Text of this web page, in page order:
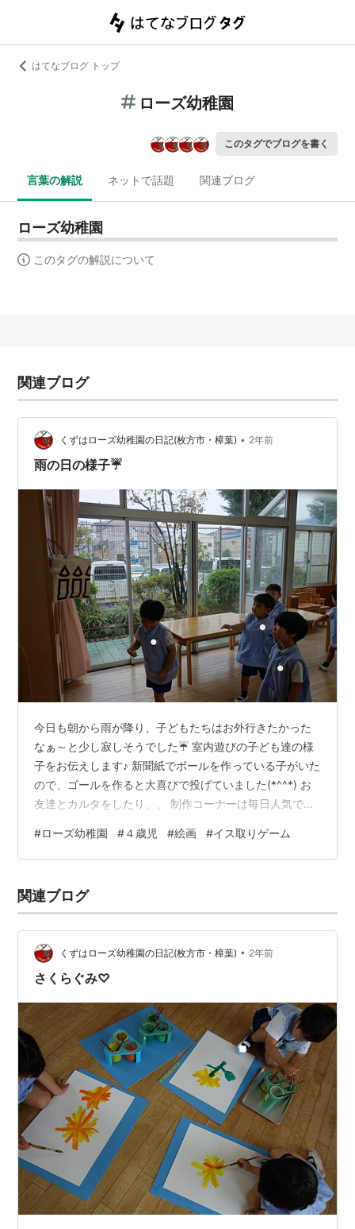
はてなブログ トップ
ローズ幼稚園
このタグでブログを書く
言葉の解説 ネットで話題 関連ブログ
ローズ幼稚園
このタグの解説について
関連ブログ
くずはローズ幼稚園の日記(枚方市・樟葉) • 2年前
雨の日の様子☔
今日も朝から雨が降り、子どもたちはお外行きたかった
なぁ～と少し寂しそうでした☔ 室内遊びの子ども達の様
子をお伝えします♪ 新聞紙でボールを作っている子がいた
ので、ゴールを作ると大喜びで投げていました(*^^*) お
友達とカルタをしたり、、 制作コーナーは毎日人気で、
落ち着くようで、ゆったり絵本タイムをしていました
(*^^*) その後は秋の遠足で行く水族館にいる生き物を描
ジを聞いてみると、まん丸でふわふわしていて、、しっ
ぽはあるのかな？と色々と想像したものを好きなように
#ローズ幼稚園 #４歳児 #絵画 #イス取りゲーム
関連ブログ
くずはローズ幼稚園の日記(枚方市・樟葉) • 2年前
さくらぐみ♡